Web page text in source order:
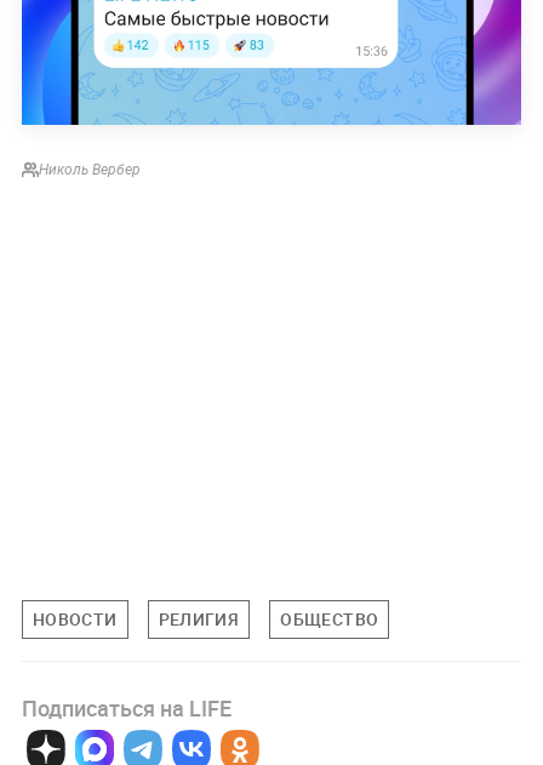
Николь Вербер
НОВОСТИ РЕЛИГИЯ ОБЩЕСТВО
Подписаться на LIFE